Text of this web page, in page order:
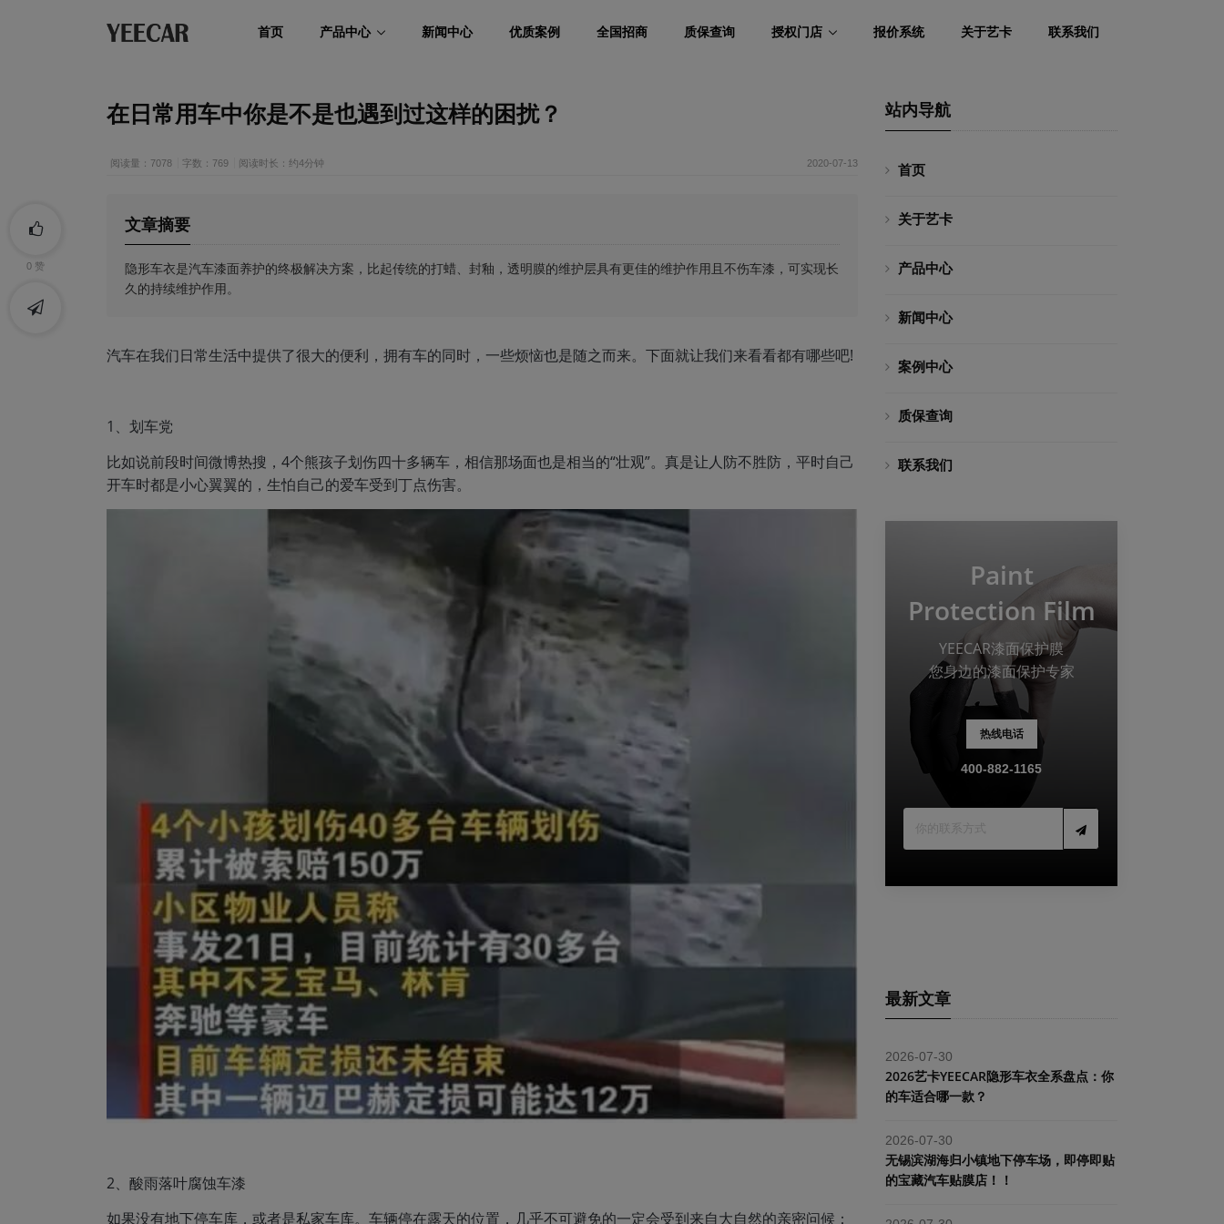
首页 产品中心 新闻中心 优质案例 全国招商 质保查询 授权门店 报价系统 关于艺卡 联系我们
在日常用车中你是不是也遇到过这样的困扰？
阅读量：7078 字数：769 阅读时长：约4分钟 2020-07-13
文章摘要
隐形车衣是汽车漆面养护的终极解决方案，比起传统的打蜡、封釉，透明膜的维护层具有更佳的维护作用且不伤车漆，可实现长
久的持续维护作用。
汽车在我们日常生活中提供了很大的便利，拥有车的同时，一些烦恼也是随之而来。下面就让我们来看看都有哪些吧!
1、划车党
比如说前段时间微博热搜，4个熊孩子划伤四十多辆车，相信那场面也是相当的“壮观”。真是让人防不胜防，平时自己
开车时都是小心翼翼的，生怕自己的爱车受到丁点伤害。
2、酸雨落叶腐蚀车漆
如果没有地下停车库，或者是私家车库。车辆停在露天的位置，几乎不可避免的一定会受到来自大自然的亲密问候：
站内导航
首页
关于艺卡
产品中心
新闻中心
案例中心
质保查询
联系我们
Paint
Protection Film
YEECAR漆面保护膜
您身边的漆面保护专家
热线电话
400-882-1165
最新文章
2026-07-30
2026艺卡YEECAR隐形车衣全系盘点：你
的车适合哪一款？
2026-07-30
​无锡滨湖海归小镇地下停车场，即停即贴
的宝藏汽车贴膜店！！
0 赞